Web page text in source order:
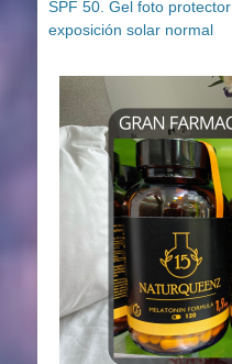
entradas
anterior:
SPF 50. Gel foto protector
exposición solar normal